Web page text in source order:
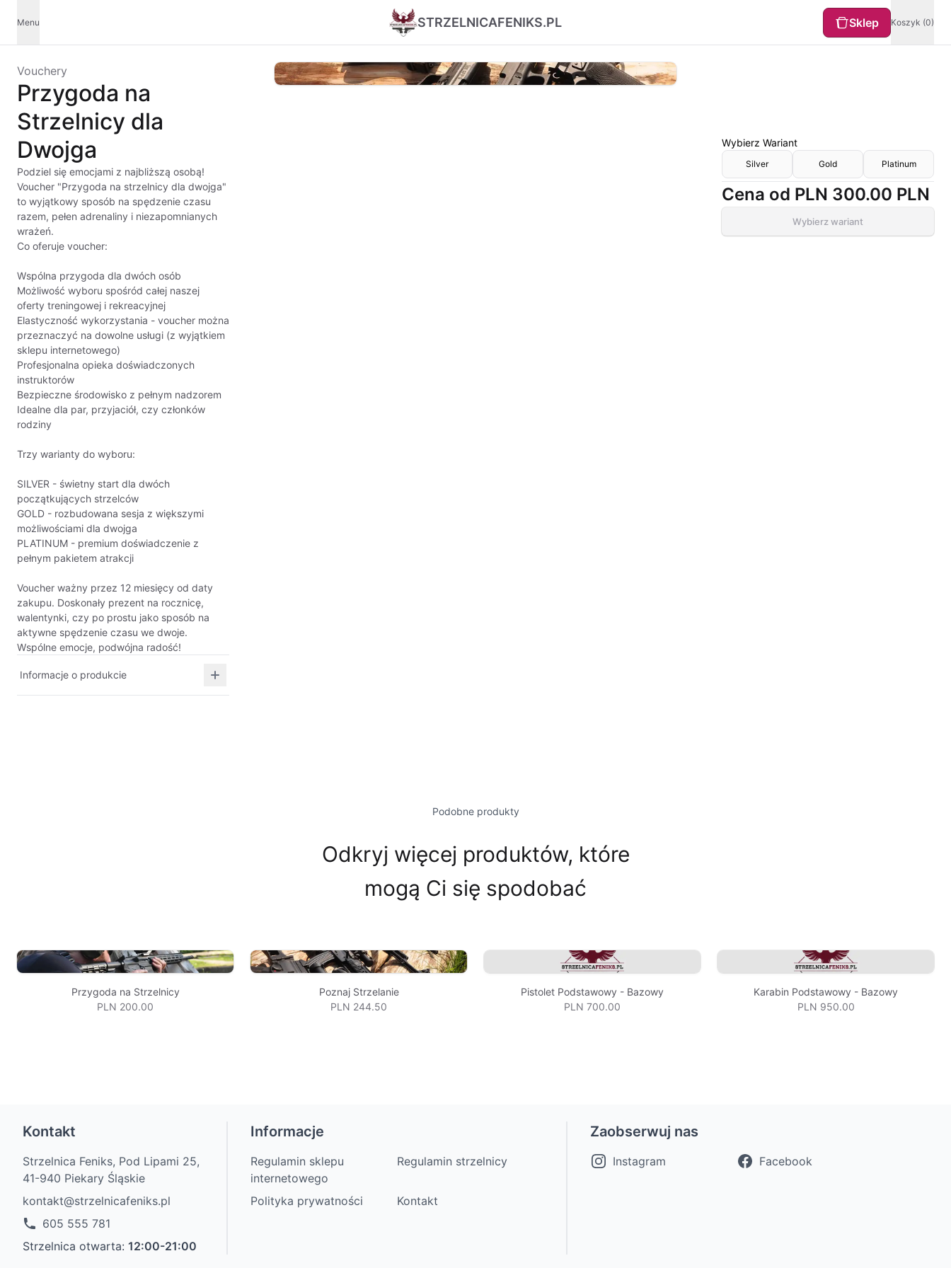
Menu STRZELNICAFENIKS.PL Sklep Koszyk (0)
Vouchery
Przygoda na
Strzelnicy dla
Dwojga
Podziel się emocjami z najbliższą osobą!
Voucher "Przygoda na strzelnicy dla dwojga"
to wyjątkowy sposób na spędzenie czasu
razem, pełen adrenaliny i niezapomnianych
wrażeń.
Co oferuje voucher:
Wspólna przygoda dla dwóch osób
Możliwość wyboru spośród całej naszej
oferty treningowej i rekreacyjnej
Elastyczność wykorzystania - voucher można
przeznaczyć na dowolne usługi (z wyjątkiem
sklepu internetowego)
Profesjonalna opieka doświadczonych
instruktorów
Bezpieczne środowisko z pełnym nadzorem
Idealne dla par, przyjaciół, czy członków
rodziny
Trzy warianty do wyboru:
SILVER - świetny start dla dwóch
początkujących strzelców
GOLD - rozbudowana sesja z większymi
możliwościami dla dwojga
PLATINUM - premium doświadczenie z
pełnym pakietem atrakcji
Voucher ważny przez 12 miesięcy od daty
zakupu. Doskonały prezent na rocznicę,
walentynki, czy po prostu jako sposób na
aktywne spędzenie czasu we dwoje.
Wspólne emocje, podwójna radość!
Informacje o produkcie
Wybierz Wariant
Silver Gold Platinum
Cena od PLN 300.00 PLN
Wybierz wariant
Podobne produkty
Odkryj więcej produktów, które
mogą Ci się spodobać
Przygoda na Strzelnicy
PLN 200.00
Poznaj Strzelanie
PLN 244.50
Pistolet Podstawowy - Bazowy
PLN 700.00
Karabin Podstawowy - Bazowy
PLN 950.00
Kontakt
Strzelnica Feniks, Pod Lipami 25,
41-940 Piekary Śląskie
kontakt@strzelnicafeniks.pl
605 555 781
Strzelnica otwarta: 12:00-21:00
Informacje
Regulamin sklepu
internetowego
Regulamin strzelnicy
Polityka prywatności Kontakt
Zaobserwuj nas
Instagram Facebook